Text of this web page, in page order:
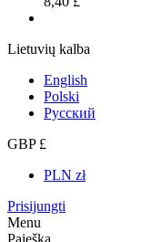
Lietuvių kalba
English
Polski
Русский
GBP £
PLN zł
Prisijungti
Menu
Paieška